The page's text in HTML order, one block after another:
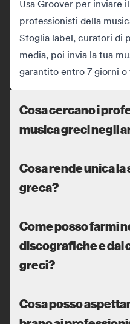
Usa Groover per inviare
professionisti della
Sfoglia label, curatori di
media, poi invia la tua
garantito entro 7 giorni
Cosa cercano i
musica greci negli
Cosa rende unica
greca?
Come posso farmi
discografiche e dai
greci?
Cosa posso